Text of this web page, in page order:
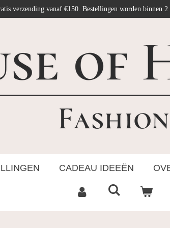
verzending vanaf €150. Bestellingen worden binnen 2
CADEAU IDEEËN